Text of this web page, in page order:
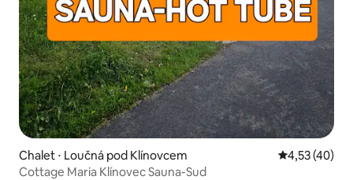
Chalet ⋅ Loučná pod Klínovcem Évaluation
4,53 (40)
Cottage Maria Klínovec Sauna-Sud